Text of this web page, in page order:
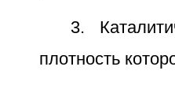
3.
плотность